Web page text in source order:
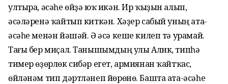
ултыра, әсәһе өйҙә юҡ икән. Ир ҡыҙын алып,
әсәләренә ҡайтып киткән. Хәҙер сабый уның ата-
әсәһе менән йәшәй. Ә әсә кеше килеп тә урамай.
Тағы бер миҫал. Танышымдың улы Алик, типһә
тимер өҙөрлөк сибәр егет, армиянан ҡайтҡас,
өйләнәм тип дәртләнеп йөрөнө. Башта ата-әсәһе